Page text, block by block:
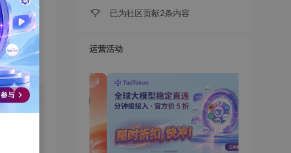
已为社区贡献2条内容
运营活动